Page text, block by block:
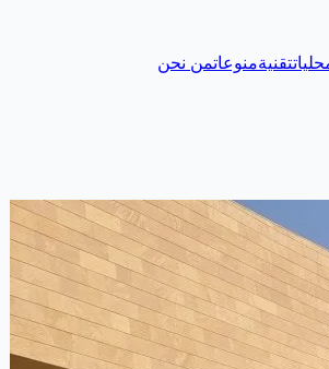
تقنيةمنوعاتمن نحن